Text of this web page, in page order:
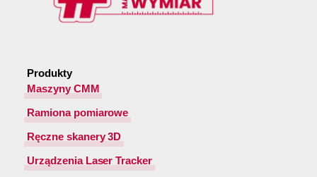
Produkty
Maszyny CMM
Ramiona pomiarowe
Ręczne skanery 3D
Urządzenia Laser Tracker